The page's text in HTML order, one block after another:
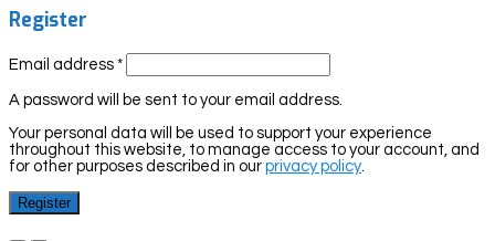
Register
Email address *
A password will be sent to your email address.
Your personal data will be used to support your experience
throughout this website, to manage access to your account, and
for other purposes described in our privacy policy.
Register